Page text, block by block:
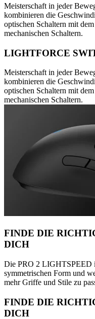
Meisterschaft in jeder
kombinieren die
optischen Schaltern mit
mechanischen Schaltern.
LIGHTFORCE
Meisterschaft in jeder
kombinieren die
optischen Schaltern mit
mechanischen Schaltern.
FINDE DIE
DICH
Die PRO 2 LIGHTSPEED
symmetrischen Form und
mehr Griffe und Stile zu
FINDE DIE
DICH